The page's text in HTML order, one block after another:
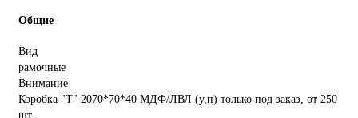
Общие
Вид
рамочные
Внимание
Коробка "Т" 2070*70*40 МДФ/ЛВЛ (у,п) только под заказ, от 250
шт.